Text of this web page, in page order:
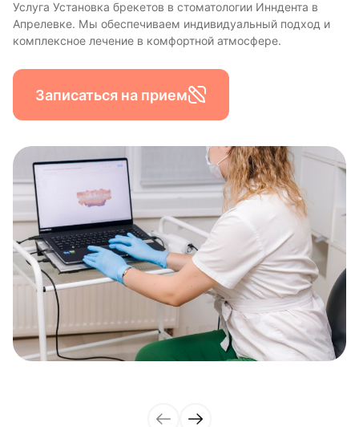
Услуга Установка брекетов в стоматологии Инндента в
Апрелевке. Мы обеспечиваем индивидуальный подход и
комплексное лечение в комфортной атмосфере.
Записаться на прием